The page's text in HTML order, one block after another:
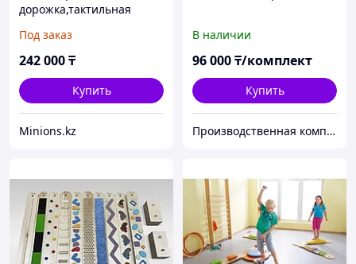
дорожка,тактильная
Под заказ
242 000₸
Купить
Minions.kz
В наличии
96 000₸/комплект
Купить
Производственная компания ТОО "Идиль"